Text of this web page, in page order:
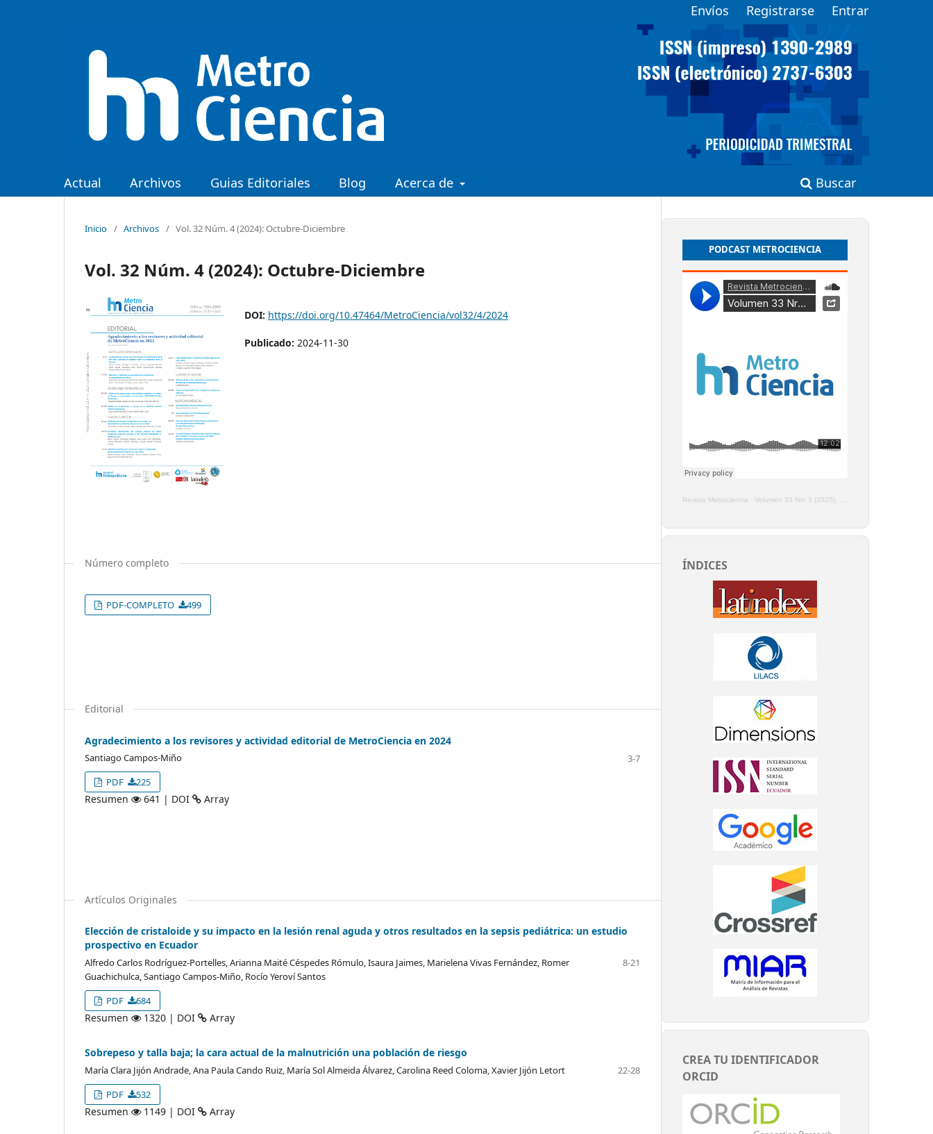
Actual Archivos Guias Editoriales Blog Acerca de Buscar
Envíos Registrarse Entrar
Inicio / Archivos / Vol. 32 Núm. 4 (2024): Octubre-Diciembre
Vol. 32 Núm. 4 (2024): Octubre-Diciembre
DOI: https://doi.org/10.47464/MetroCiencia/vol32/4/2024
Publicado: 2024-11-30
Número completo
PDF-COMPLETO 499
Editorial
Agradecimiento a los revisores y actividad editorial de MetroCiencia en 2024
Santiago Campos-Miño
3-7
PDF
225
Resumen 641 | DOI Array
Artículos Originales
Elección de cristaloide y su impacto en la lesión renal aguda y otros resultados en la sepsis pediátrica: un estudio
prospectivo en Ecuador
Alfredo Carlos Rodríguez-Portelles, Arianna Maité Céspedes Rómulo, Isaura Jaimes, Marielena Vivas Fernández, Romer
Guachichulca, Santiago Campos-Miño, Rocío Yeroví Santos
8-21
PDF 684
Resumen 1320 | DOI Array
Sobrepeso y talla baja; la cara actual de la malnutrición una población de riesgo
María Clara Jijón Andrade, Ana Paula Cando Ruiz, María Sol Almeida Álvarez, Carolina Reed Coloma, Xavier Jijón Letort
22-28
PDF
532
Resumen 1149 | DOI Array
PODCAST METROCIENCIA
Revista Metrociencia · Volumen 33 Nro 3 (2025), Enero - Marzo
ÍNDICES
CREA TU IDENTIFICADOR
ORCID